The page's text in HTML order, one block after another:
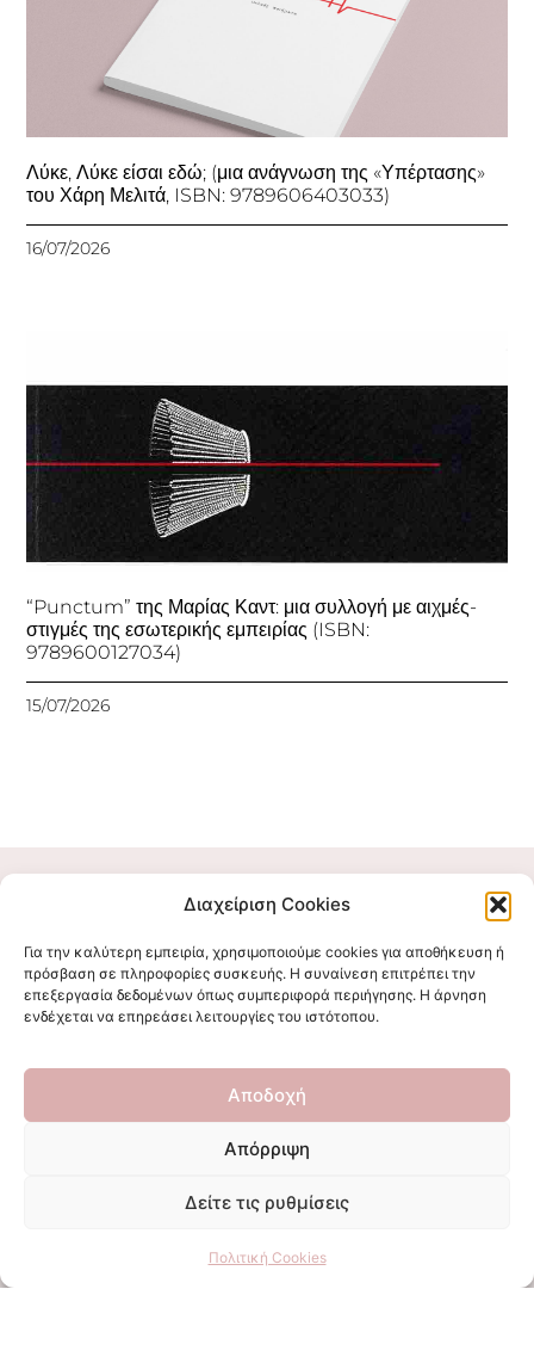
Διαχείριση Cookies
Για την καλύτερη εμπειρία, χρησιμοποιούμε cookies για αποθήκευση ή
πρόσβαση σε πληροφορίες συσκευής. Η συναίνεση επιτρέπει την
επεξεργασία δεδομένων όπως συμπεριφορά περιήγησης. Η άρνηση
ενδέχεται να επηρεάσει λειτουργίες του ιστότοπου.
Αποδοχή
Απόρριψη
Δείτε τις ρυθμίσεις
Πολιτική Cookies
Λύκε, Λύκε είσαι εδώ; (μια ανάγνωση της «Υπέρτασης»
του Χάρη Μελιτά, ISBN: 9789606403033)
16/07/2026
“Punctum” της Μαρίας Καντ: μια συλλογή με αιχμές-
στιγμές της εσωτερικής εμπειρίας (ISBN:
9789600127034)
15/07/2026
Ακολουθήστε μας
Επικοινωνήστε μαζί μας
stigmalogou@gmail.com